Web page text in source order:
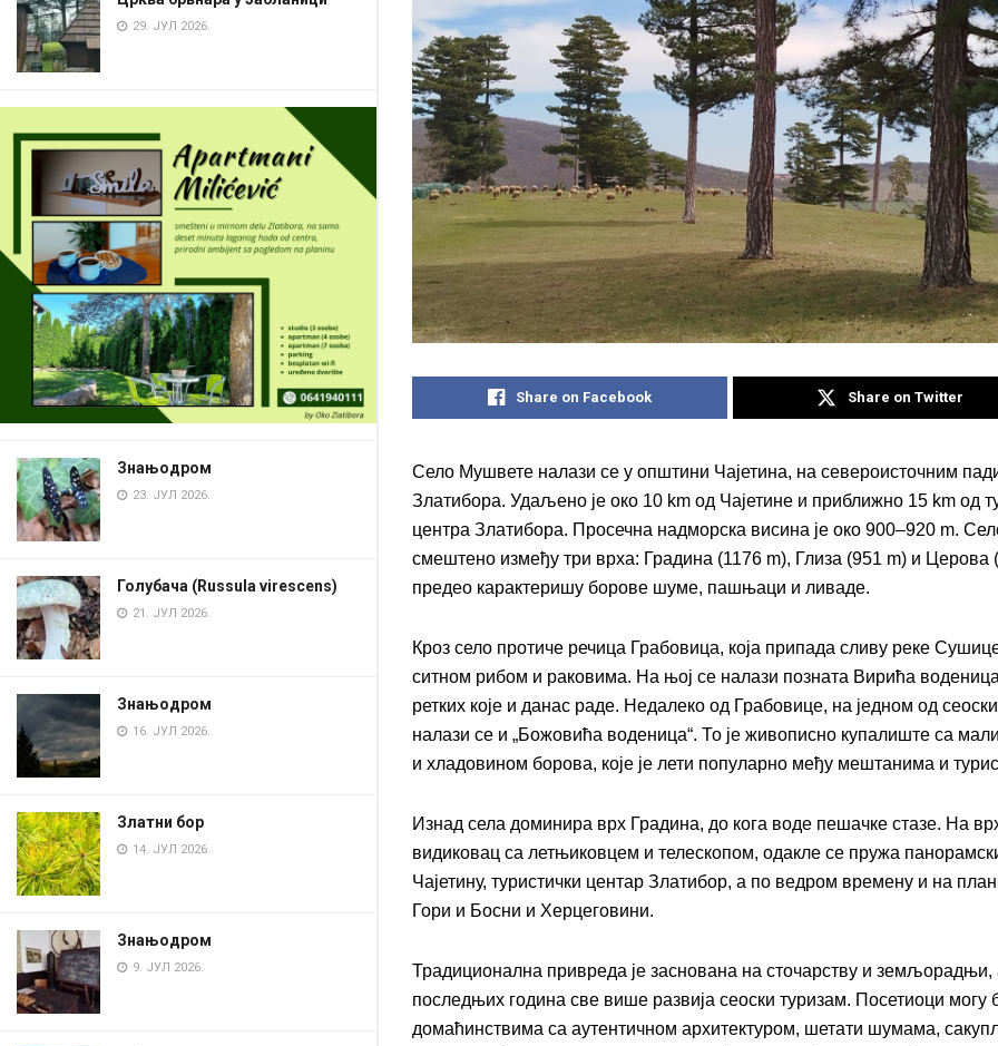
29. ЈУЛ 2026.
Знањодром
23. ЈУЛ 2026.
Голубача (Russula virescens)
21. ЈУЛ 2026.
Знањодром
16. ЈУЛ 2026.
Златни бор
14. ЈУЛ 2026.
Знањодром
9. ЈУЛ 2026.
Share on Facebook Share on Twitter
Село Мушвете налази се у општини Чајетина, на североисточним
Златибора. Удаљено је око 10 km од Чајетине и приближно 15 km од
центра Златибора. Просечна надморска висина је око 900–920 m.
смештено између три врха: Градина (1176 m), Глиза (951 m) и Церова
предео карактеришу борове шуме, пашњаци и ливаде.
Кроз село протиче речица Грабовица, која припада сливу реке
ситном рибом и раковима. На њој се налази позната Вирића
ретких које и данас раде. Недалеко од Грабовице, на једном од
налази се и „Божовића воденица“. То је живописно купалиште са
и хладовином борова, које је лети популарно међу мештанима и
Изнад села доминира врх Градина, до кога воде пешачке стазе. На
видиковац са летњиковцем и телескопом, одакле се пружа
Чајетину, туристички центар Златибор, а по ведром времену и на
Гори и Босни и Херцеговини.
Традиционална привреда је заснована на сточарству и земљорадњи,
последњих година све више развија сеоски туризам. Посетиоци могу
домаћинствима са аутентичном архитектуром, шетати шумама,